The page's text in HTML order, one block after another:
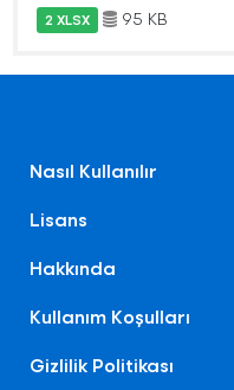
2 XLSX 95 KB
Nasıl Kullanılır
Lisans
Hakkında
Kullanım Koşulları
Gizlilik Politikası